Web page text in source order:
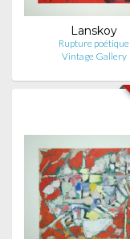
Lanskoy
Rupture poétique
Vintage Gallery